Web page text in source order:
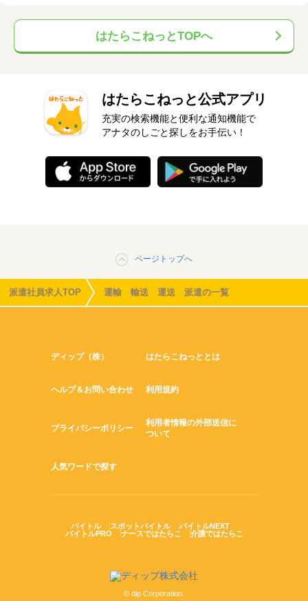
はたらこねっとTOPへ
はたらこねっと公式アプリ
充実の検索機能と便利な通知機能で
アナタのしごと探しをお手伝い！
ページトップへ
派遣社員求人TOP 運輸 輸送 運送 派遣の一覧
ディップ（株） はたらこねっととは
ヘルプ＆お問い合わせ 利用規約
プライバシーポリシー
利用者情報の外部送信に
ついて
人気ワードで探す
バイトル スポットバイトル
バイトルNEXT
バイトルPRO
ナースではたらこ 介護ではたらこ
© dip Corporation.